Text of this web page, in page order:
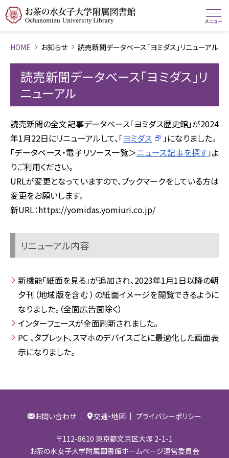
HOME お知らせ 読売新聞データベース「ヨミダス」リニューアル
読売新聞データベース「ヨミダス」リ
ニューアル
読売新聞の全文記事データベース「ヨミダス歴史館」が2024
年1月22日にリニューアルして、「ヨミダス
」になりました。
「データベース・電子リソース一覧＞ニュース記事を探す」よ
りご利用ください。
URLが変更となっていますので、ブックマークをしている方は
変更をお願いします。
新URL：https://yomidas.yomiuri.co.jp/
リニューアル内容
新機能「紙面を見る」が追加され、2023年1月1日以降の朝
夕刊（地域版を含む ）の紙面イメージを閲覧できるように
なりました。（全面広告面除く）
インターフェースが全面刷新されました。
PC 、タブレット、スマホのデバイスごとに最適化した画面表
示になりました。
お問い合わせ 交通・地図 プライバシーポリシー
〒112-8610 東京都文京区大塚 2-1-1
お茶の水女子大学附属図書館ホームページ運営委員会